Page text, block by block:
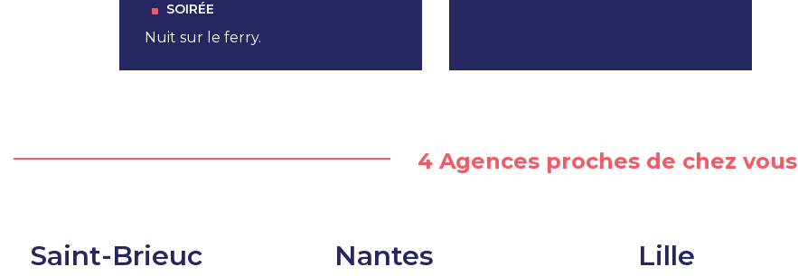
SOIRÉE
Nuit sur le ferry.
4 Agences proches de chez vous
Saint-Brieuc Nantes Lille